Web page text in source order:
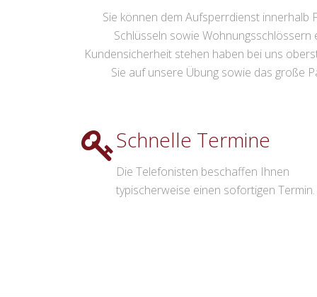
Sie können dem Aufsperrdienst innerhalb
Schlüsseln sowie
Kundensicherheit stehen haben bei uns
Sie auf unsere Übung sowie das große
Schnelle Termine
Die Telefonisten beschaffen Ihnen
typischerweise einen sofortigen Termin.